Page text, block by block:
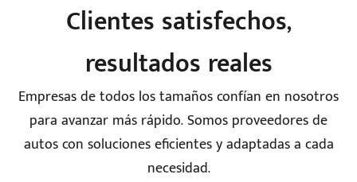
Clientes satisfechos,
resultados reales
Empresas de todos los tamaños confían en nosotros
para avanzar más rápido. Somos proveedores de
autos con soluciones eficientes y adaptadas a cada
necesidad.